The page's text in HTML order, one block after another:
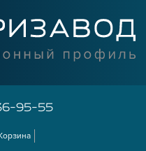
95-55